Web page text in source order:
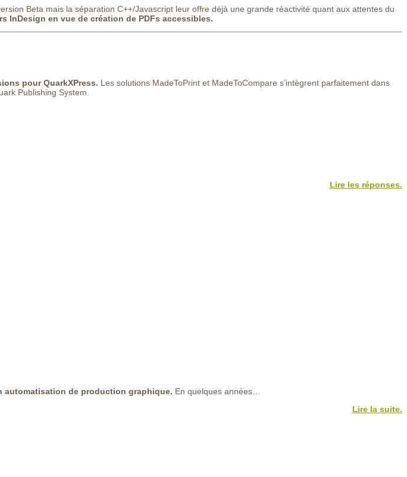
Beta mais la séparation C++/Javascript leur offre déjà une grande réactivité quant aux attentes du
InDesign en vue de création de PDFs accessibles.
pour QuarkXPress. Les solutions MadeToPrint et MadeToCompare s’intègrent parfaitement dans
Publishing System.
Lire les réponses.
automatisation de production graphique. En quelques années…
Lire la suite.